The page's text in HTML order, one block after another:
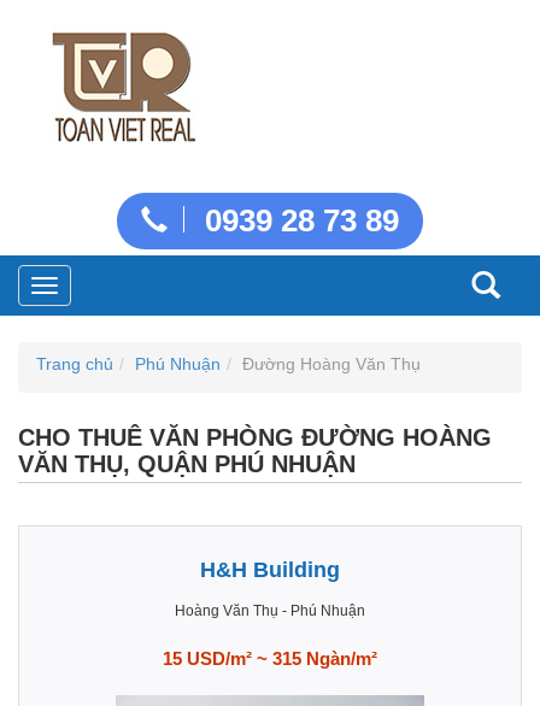
0939 28 73 89
Toggle
navigation
Trang chủ Phú Nhuận Đường Hoàng Văn Thụ
CHO THUÊ VĂN PHÒNG ĐƯỜNG HOÀNG
VĂN THỤ, QUẬN PHÚ NHUẬN
H&H Building
Hoàng Văn Thụ - Phú Nhuận
15 USD/m² ~ 315 Ngàn/m²